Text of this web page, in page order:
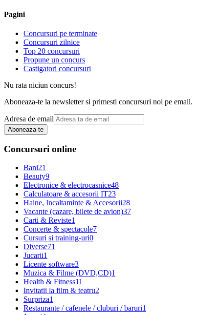
Pagini
Concursuri pe terminate
Concursuri zilnice
Top 20 concursuri
Propune un concurs
Castigatori concursuri
Nu rata niciun concurs!
Aboneaza-te la newsletter si primesti concursuri noi pe email.
Adresa de email
Aboneaza-te
Concursuri online
Bani21
Beauty9
Electronice & electrocasnice48
Calculatoare & accesorii IT23
Haine, Incaltaminte & Accesorii28
Vacante (cazare, bilete de avion)37
Carti & Reviste1
Concerte & spectacole7
Cursuri si training-uri0
Diverse71
Jucarii1
Licente software3
Muzica & Filme (DVD,CD)1
Health & Fitness11
Invitatii la film & teatru2
Surpriza1
Restaurante / cafenele / cluburi / baruri1